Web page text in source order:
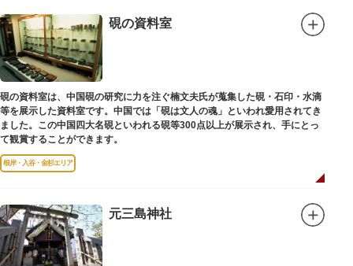
硯の資料室
硯の資料室は、中国硯の研究に力を注ぐ楠文夫氏が蒐集した硯・石印・水滴
等を展示した資料室です。中国では「硯は文人の魂」といわれ愛用されてき
ました。この中国四大名硯といわれる硯等300点以上が展示され、手にとっ
て観賞することができます。
根岸・入谷・金杉エリア
元三島神社